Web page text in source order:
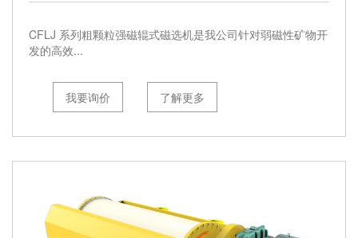
CFLJ 系列粗颗粒强磁辊式磁选机是我公司针对弱磁性矿物开
发的高效...
我要询价 了解更多